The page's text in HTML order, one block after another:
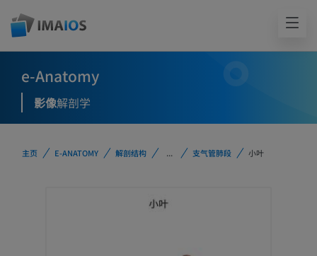
e-Anatomy
影像解剖学
主页 E-ANATOMY 解剖结构 ... 支气管肺段 小叶